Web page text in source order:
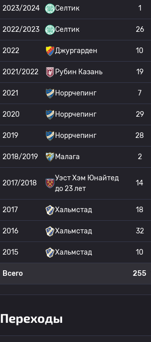
2023/2024 Селтик 1
2022/2023 Селтик 26
2022 Джургарден 10
2021/2022 Рубин Казань 19
2021 Норрчепинг 7
2020 Норрчепинг 29
2019 Норрчепинг 28
2018/2019 Малага 2
2017/2018
Уэст Хэм Юнайтед
до 23 лет
14
2017 Хальмстад 18
2016 Хальмстад 32
2015 Хальмстад 10
Всего 255
Переходы